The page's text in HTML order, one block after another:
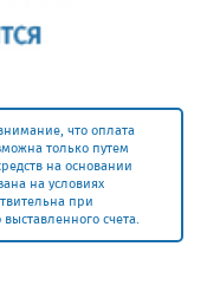
что оплата
только путем
на основании
на условиях
при
счета.